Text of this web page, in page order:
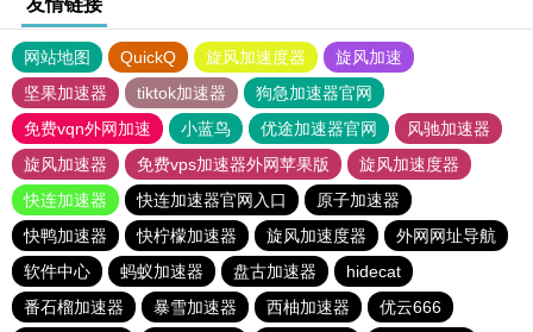
友情链接
网站地图 QuickQ 旋风加速度器
旋风加速
坚果加速器
tiktok加速器
狗急加速器官网
免费vqn外网加速
小蓝鸟 优途加速器官网
风驰加速器
旋风加速器
免费vps加速器外网苹果版
旋风加速度器
快连加速器
快连加速器官网入口
原子加速器
快鸭加速器
快柠檬加速器 旋风加速度器
外网网址导航
软件中心
蚂蚁加速器 盘古加速器
hidecat
番石榴加速器
暴雪加速器 西柚加速器
优云666